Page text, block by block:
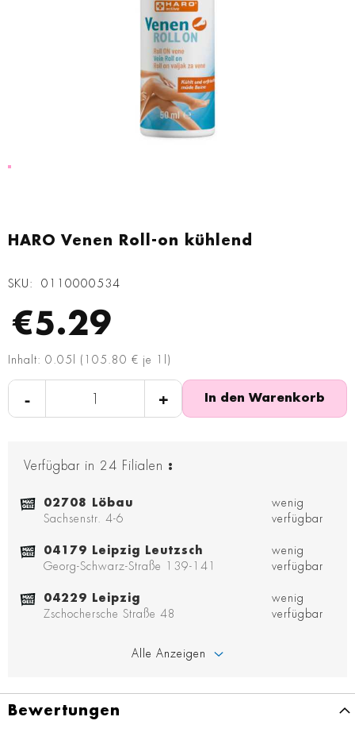
HARO Venen Roll-on kühlend
SKU 0110000534
€5.29
Inhalt: 0.05l (105.80 € je 1l)
- + In den Warenkorb
Verfügbar in 24 Filialen :
02708 Löbau
Sachsenstr. 4-6
wenig
verfügbar
04179 Leipzig Leutzsch
Georg-Schwarz-Straße 139-141
wenig
verfügbar
04229 Leipzig
Zschochersche Straße 48
wenig
verfügbar
Alle Anzeigen
Anfang
springen
Bewertungen